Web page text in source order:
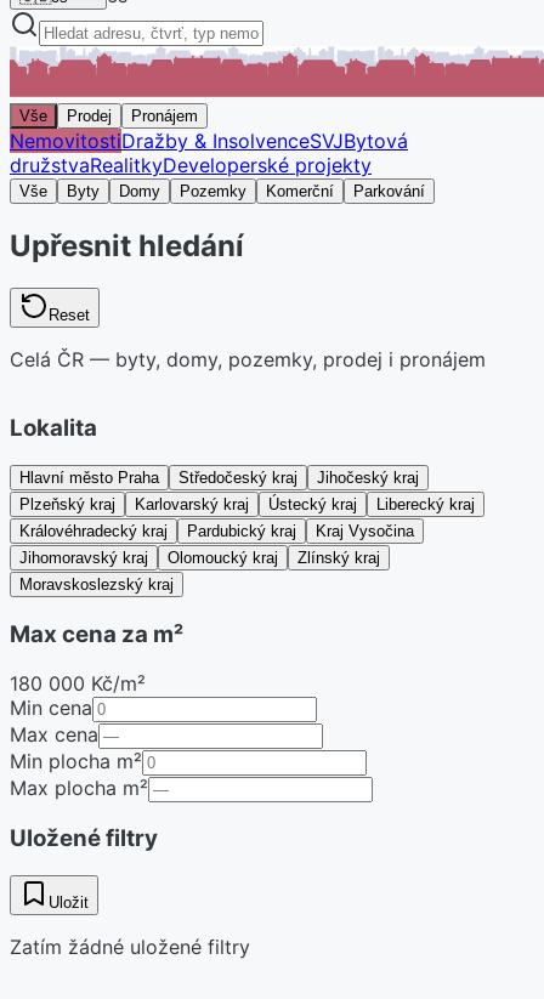
Vše Prodej Pronájem
NemovitostiDražby & InsolvenceSVJBytová
družstvaRealitkyDeveloperské projekty
Vše Byty Domy Pozemky Komerční Parkování
Upřesnit hledání
Reset
Celá ČR — byty, domy, pozemky, prodej i pronájem
Lokalita
Hlavní město Praha Středočeský kraj
Jihočeský kraj
Plzeňský kraj
Karlovarský kraj Ústecký kraj
Liberecký kraj
Královéhradecký kraj
Pardubický kraj
Kraj Vysočina
Jihomoravský kraj
Olomoucký kraj
Zlínský kraj
Moravskoslezský kraj
Max cena za m²
180 000 Kč/m²
Min cena
Max cena
Min plocha m²
Max plocha m²
Uložené filtry
Uložit
Zatím žádné uložené filtry